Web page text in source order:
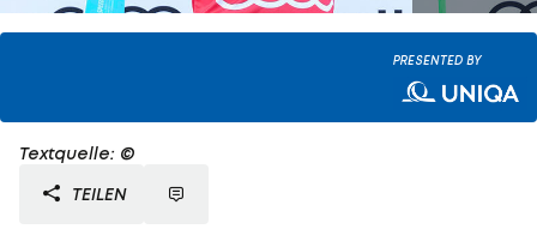
PRESENTED BY
Textquelle: ©
TEILEN